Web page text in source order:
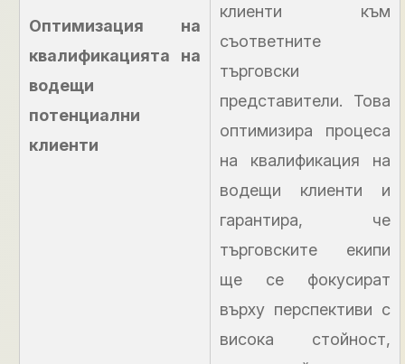
Оптимизация на
квалификацията на
водещи
потенциални
клиенти
клиенти към
съответните
търговски
представители. Това
оптимизира процеса
на квалификация на
водещи клиенти и
гарантира, че
търговските екипи
ще се фокусират
върху перспективи с
висока стойност,